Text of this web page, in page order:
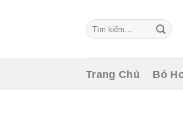
Tìm
kiếm:
Trang Chủ Bó